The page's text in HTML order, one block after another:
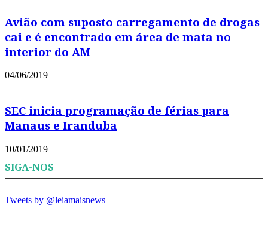
Avião com suposto carregamento de drogas
cai e é encontrado em área de mata no
interior do AM
04/06/2019
SEC inicia programação de férias para
Manaus e Iranduba
10/01/2019
SIGA-NOS
Tweets by @leiamaisnews